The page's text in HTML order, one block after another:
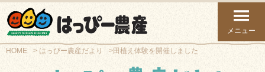
メニュー
HOME はっぴー農産だより 田植え体験を開催しました